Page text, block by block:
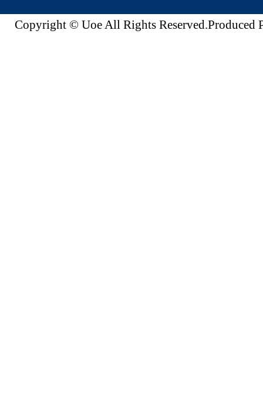
Copyright © Uoe All Rights Reserved.Produced